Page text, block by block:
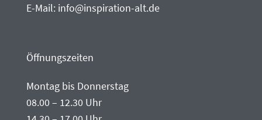
E-Mail: info@inspiration-alt.de
Öffnungszeiten
Montag bis Donnerstag
08.00 – 12.30 Uhr